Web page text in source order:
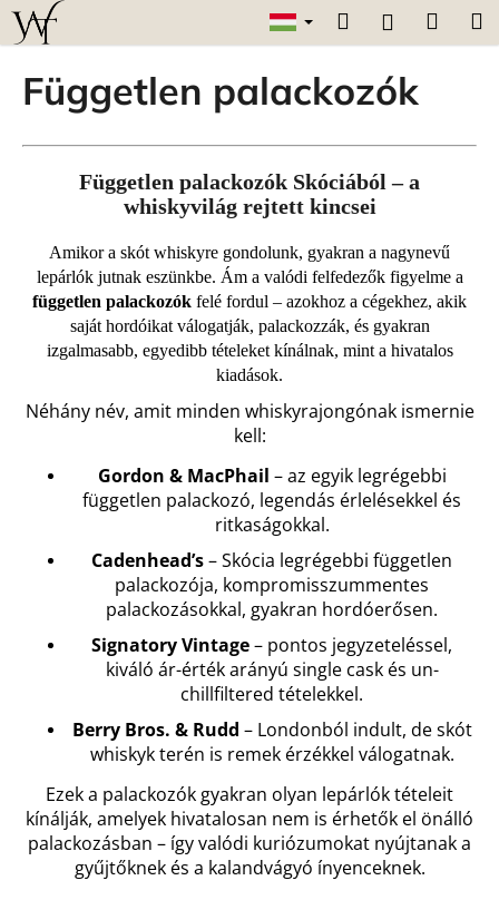
Ugrás
fő
tartalomhoz
Keresés Kosár
Független palackozók
Független palackozók Skóciából – a
whiskyvilág rejtett kincsei
Amikor a skót whiskyre gondolunk, gyakran a nagynevű
lepárlók jutnak eszünkbe. Ám a valódi felfedezők figyelme a
független palackozók felé fordul – azokhoz a cégekhez, akik
saját hordóikat válogatják, palackozzák, és gyakran
izgalmasabb, egyedibb tételeket kínálnak, mint a hivatalos
kiadások.
Néhány név, amit minden whiskyrajongónak ismernie
kell:
Gordon & MacPhail – az egyik legrégebbi
független palackozó, legendás érlelésekkel és
ritkaságokkal.
Cadenhead’s– Skócia legrégebbi független
palackozója, kompromisszummentes
palackozásokkal, gyakran hordóerősen.
Signatory Vintage– pontos jegyzeteléssel,
kiváló ár-érték arányú single cask és un-
chillfiltered tételekkel.
Berry Bros. & Rudd – Londonból indult, de skót
whiskyk terén is remek érzékkel válogatnak.
Ezek a palackozók gyakran olyan lepárlók tételeit
kínálják, amelyek hivatalosan nem is érhetők el önálló
palackozásban – így valódi kuriózumokat nyújtanak a
gyűjtőknek és a kalandvágyó ínyenceknek.
K
o
i
e
KERESÉS